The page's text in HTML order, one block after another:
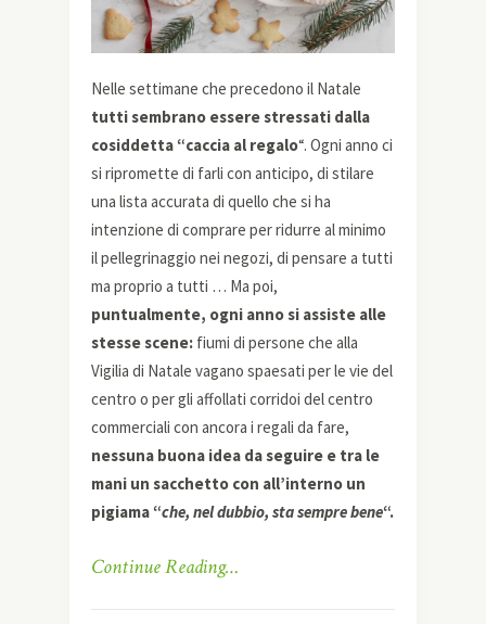
Nelle settimane che precedono il Natale
tutti sembrano essere stressati dalla
cosiddetta “caccia al regalo“. Ogni anno ci
si ripromette di farli con anticipo, di stilare
una lista accurata di quello che si ha
intenzione di comprare per ridurre al minimo
il pellegrinaggio nei negozi, di pensare a tutti
ma proprio a tutti … Ma poi,
puntualmente, ogni anno si assiste alle
stesse scene: fiumi di persone che alla
Vigilia di Natale vagano spaesati per le vie del
centro o per gli affollati corridoi del centro
commerciali con ancora i regali da fare,
nessuna buona idea da seguire e tra le
mani un sacchetto con all’interno un
pigiama “che, nel dubbio, sta sempre bene“.
Continue Reading…